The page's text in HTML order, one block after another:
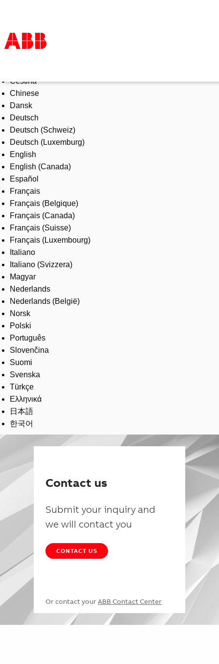
Products & Solutions
Industries
Services
About us
Where to buy
Contact us
Careers
Čeština
Chinese
Dansk
Deutsch
Deutsch (Schweiz)
Deutsch (Luxemburg)
English
English (Canada)
Español
Français
Français (Belgique)
Français (Canada)
Français (Suisse)
Français (Luxembourg)
Italiano
Italiano (Svizzera)
Magyar
Nederlands
Nederlands (België)
Norsk
Polski
Português
Slovenčina
Suomi
Svenska
Türkçe
Ελληνικά
日本語
한국어
Contact us
Submit your inquiry and
we will contact you
CONTACT US
Or contact your ABB Contact Center